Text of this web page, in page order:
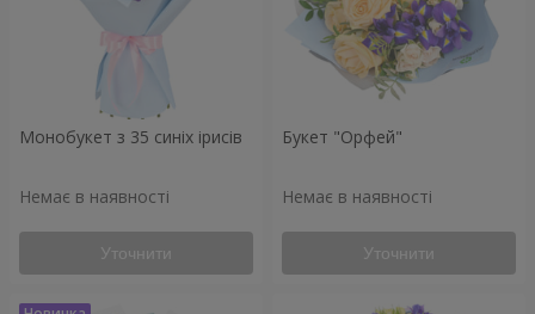
Монобукет з 35 синіх ірисів
Немає в наявності
Уточнити
Букет "Орфей"
Немає в наявності
Уточнити